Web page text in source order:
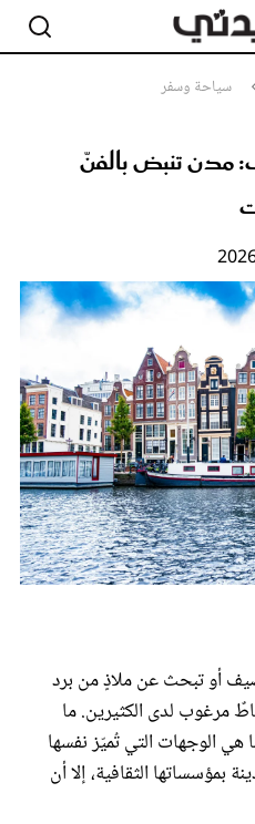
سياحة وسفر
مدن تنبض بالفنّ
أو تبحث عن ملاذٍ من برد
مرغوب لدى الكثيرين. ما
الوجهات التي تُميّز نفسها
بمؤسساتها الثقافية، إلا أن